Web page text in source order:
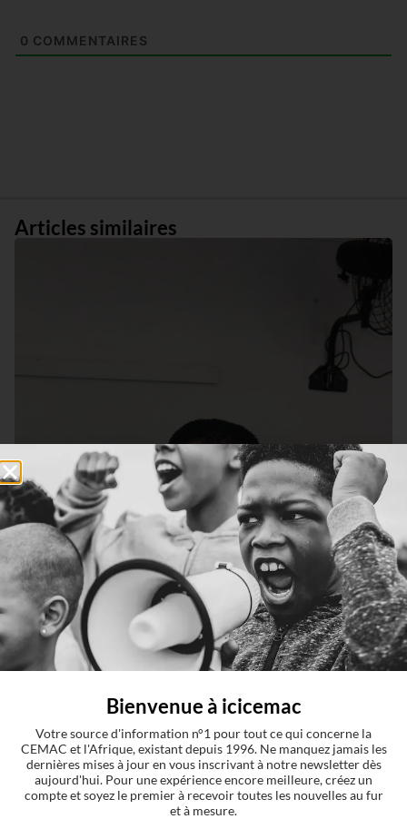
0 COMMENTAIRES
Articles similaires
Bienvenue à icicemac
Votre source d'information n°1 pour tout ce qui concerne la
CEMAC et l'Afrique, existant depuis 1996. Ne manquez jamais les
dernières mises à jour en vous inscrivant à notre newsletter dès
aujourd'hui. Pour une expérience encore meilleure, créez un
compte et soyez le premier à recevoir toutes les nouvelles au fur
et à mesure.